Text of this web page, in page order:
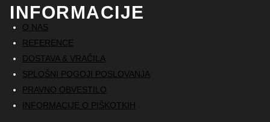
INFORMACIJE
O NAS
REFERENCE
DOSTAVA & VRAČILA
SPLOŠNI POGOJI POSLOVANJA
PRAVNO OBVESTILO
INFORMACIJE O PIŠKOTKIH